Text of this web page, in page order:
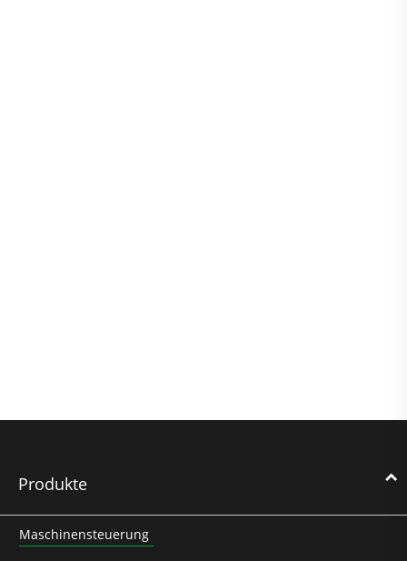
Produkte
Maschinensteuerung